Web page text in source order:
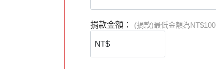
捐款金額： (捐款)最低金額為NT$100